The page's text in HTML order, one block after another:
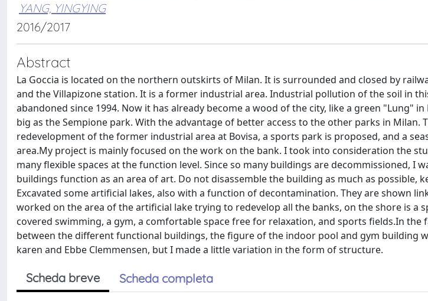
YANG, YINGYING
2016/2017
Abstract
La Goccia is located on the northern outskirts of Milan. It is surrounded and closed by
and the Villapizone station. It is a former industrial area. Industrial pollution of the soil in
abandoned since 1994. Now it has already become a wood of the city, like a green "Lung"
big as the Sempione park. With the advantage of better access to the other parks in Milan.
redevelopment of the former industrial area at Bovisa, a sports park is proposed, and a
area.My project is mainly focused on the work on the bank. I took into consideration the
many flexible spaces at the function level. Since so many buildings are decommissioned, I
buildings function as an area of art. Do not disassemble the building as much as possible,
Excavated some artificial lakes, also with a function of decontamination. They are shown
worked on the area of the artificial lake trying to redevelop all the banks, on the shore is a
covered swimming, a gym, a comfortable space free for relaxation, and sports fields.In the
between the different functional buildings, the figure of the indoor pool and gym building
karen and Ebbe Clemmensen, but I made a little variation in the form of structure.
Scheda breve Scheda completa